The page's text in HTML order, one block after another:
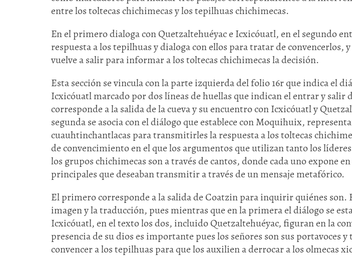
entre los toltecas chichimecas y los tepilhuas chichimecas.
En el primero dialoga con Quetzaltehuéyac e Icxicóuatl, en el segundo
respuesta a los tepilhuas y dialoga con ellos para tratar de convencerlos,
vuelve a salir para informar a los toltecas chichimecas la decisión.
Esta sección se vincula con la parte izquierda del folio 16r que indica el
Icxicóuatl marcado por dos líneas de huellas que indican el entrar y salir
corresponde a la salida de la cueva y su encuentro con Icxicóuatl y
segunda se asocia con el diálogo que establece con Moquihuix,
cuauhtinchantlacas para transmitirles la respuesta a los toltecas
de convencimiento en el que los argumentos que utilizan tanto los
los grupos chichimecas son a través de cantos, donde cada uno expone en
principales que deseaban transmitir a través de un mensaje metafórico.
El primero corresponde a la salida de Coatzin para inquirir quiénes son.
imagen y la traducción, pues mientras que en la primera el diálogo se
Icxicóuatl, en el texto los dos, incluido Quetzaltehuéyac, figuran en la
presencia de su dios es importante pues los señores son sus portavoces
convencer a los tepilhuas para que los auxilien a derrocar a los olmecas